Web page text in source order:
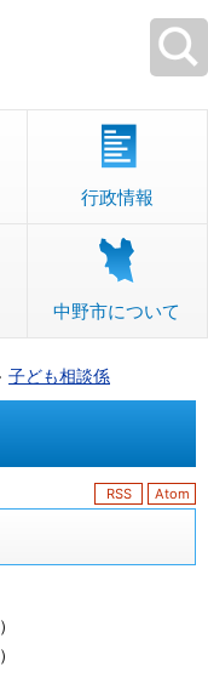
行政情報
中野市について
子ども相談係
RSS Atom
）
）